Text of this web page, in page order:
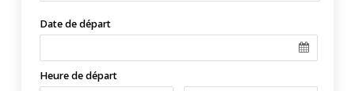
Date de départ
Heure de départ